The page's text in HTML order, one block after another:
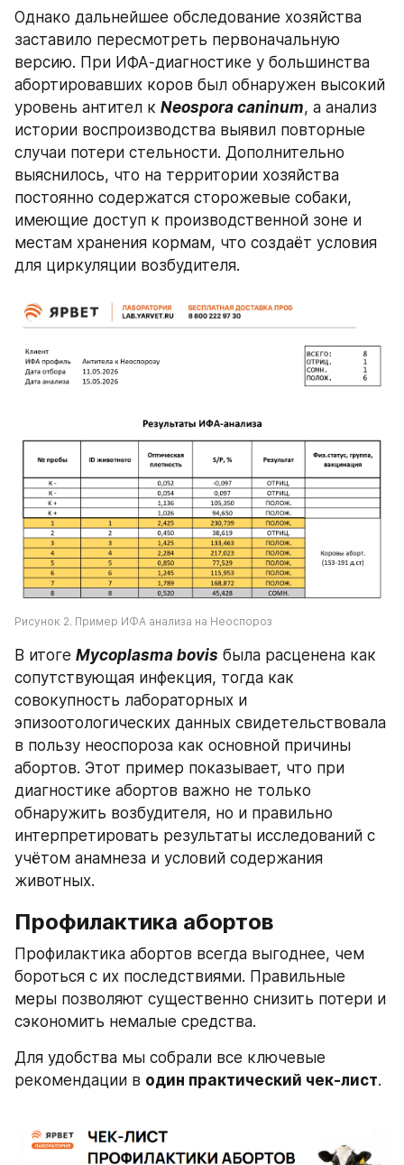
Однако дальнейшее обследование хозяйства
заставило пересмотреть первоначальную
версию. При ИФА-диагностике у большинства
абортировавших коров был обнаружен высокий
уровень антител к Neospora caninum, а анализ
истории воспроизводства выявил повторные
случаи потери стельности. Дополнительно
выяснилось, что на территории хозяйства
постоянно содержатся сторожевые собаки,
имеющие доступ к производственной зоне и
местам хранения кормам, что создаёт условия
для циркуляции возбудителя.
Рисунок 2. Пример ИФА анализа на Неоспороз
В итоге Mycoplasma bovis была расценена как
сопутствующая инфекция, тогда как
совокупность лабораторных и
эпизоотологических данных свидетельствовала
в пользу неоспороза как основной причины
абортов. Этот пример показывает, что при
диагностике абортов важно не только
обнаружить возбудителя, но и правильно
интерпретировать результаты исследований с
учётом анамнеза и условий содержания
животных.
Профилактика абортов
Профилактика абортов всегда выгоднее, чем
бороться с их последствиями. Правильные
меры позволяют существенно снизить потери и
сэкономить немалые средства.
Для удобства мы собрали все ключевые
рекомендации в один практический чек-лист.